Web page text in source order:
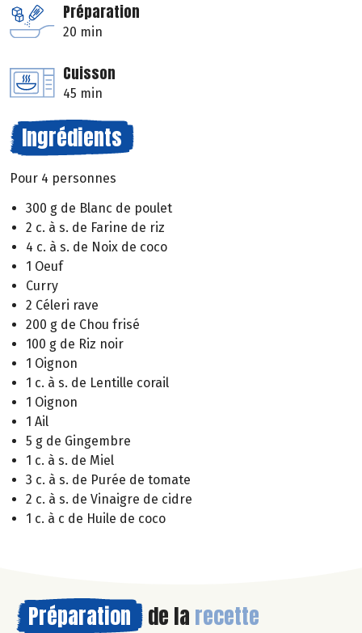
Préparation
20 min
Cuisson
45 min
Ingrédients
Pour 4 personnes
300 g de Blanc de poulet
2 c. à s. de Farine de riz
4 c. à s. de Noix de coco
1 Oeuf
Curry
2 Céleri rave
200 g de Chou frisé
100 g de Riz noir
1 Oignon
1 c. à s. de Lentille corail
1 Oignon
1 Ail
5 g de Gingembre
1 c. à s. de Miel
3 c. à s. de Purée de tomate
2 c. à s. de Vinaigre de cidre
1 c. à c de Huile de coco
Préparation de la recette